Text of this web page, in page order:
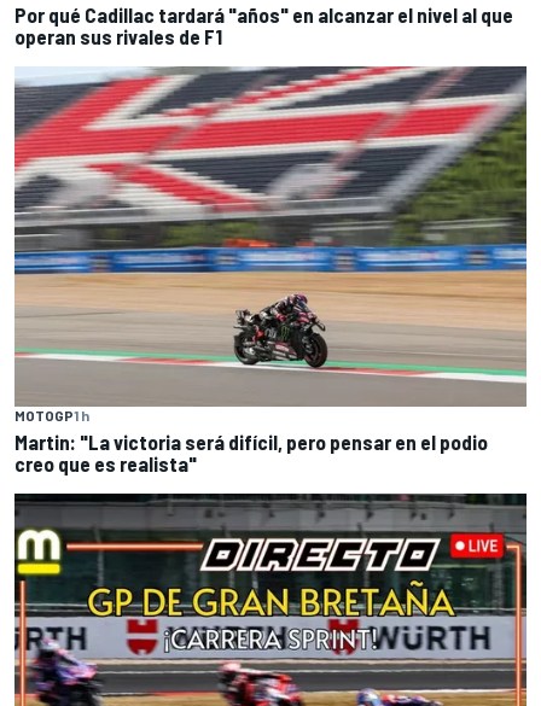
Por qué Cadillac tardará "años" en alcanzar el nivel al que
operan sus rivales de F1
MOTOGP1 h
Martin: "La victoria será difícil, pero pensar en el podio
creo que es realista"